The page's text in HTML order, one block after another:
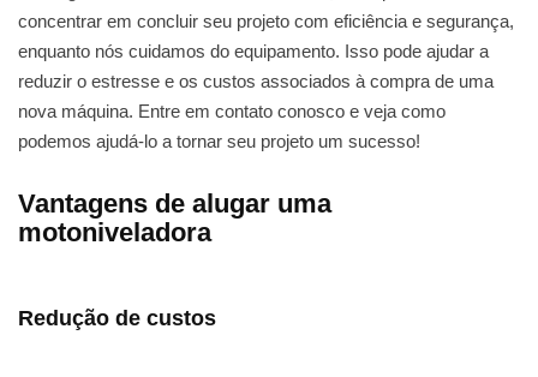
concentrar em concluir seu projeto com eficiência e segurança,
enquanto nós cuidamos do equipamento. Isso pode ajudar a
reduzir o estresse e os custos associados à compra de uma
nova máquina. Entre em contato conosco e veja como
podemos ajudá-lo a tornar seu projeto um sucesso!
Vantagens de alugar uma
motoniveladora
Redução de custos